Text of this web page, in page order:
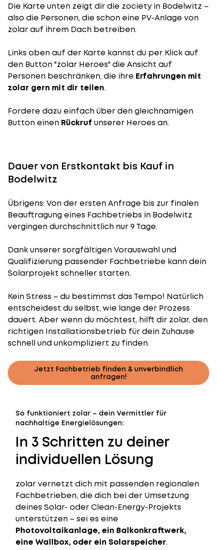
Die Karte unten zeigt dir die zociety in Bodelwitz –
also die Personen, die schon eine PV-Anlage von
zolar auf ihrem Dach betreiben.
Links oben auf der Karte kannst du per Klick auf
den Button "zolar Heroes" die Ansicht auf
Personen beschränken, die ihre Erfahrungen mit
zolar gern mit dir teilen.
Fordere dazu einfach über den gleichnamigen
Button einen Rückruf unserer Heroes an.
Dauer von Erstkontakt bis Kauf in
Bodelwitz
Übrigens: Von der ersten Anfrage bis zur finalen
Beauftragung eines Fachbetriebs in Bodelwitz
vergingen durchschnittlich nur 9 Tage.
Dank unserer sorgfältigen Vorauswahl und
Qualifizierung passender Fachbetriebe kann dein
Solarprojekt schneller starten.
Kein Stress – du bestimmst das Tempo! Natürlich
entscheidest du selbst, wie lange der Prozess
dauert. Aber wenn du möchtest, hilft dir zolar, den
richtigen Installationsbetrieb für dein Zuhause
schnell und unkompliziert zu finden.
Jetzt Fachbetrieb finden & unverbindlich
anfragen!
So funktioniert zolar – dein Vermittler für
nachhaltige Energielösungen:
In 3 Schritten zu deiner
individuellen Lösung
zolar vernetzt dich mit passenden regionalen
Fachbetrieben, die dich bei der Umsetzung
deines Solar- oder Clean-Energy-Projekts
unterstützen – sei es eine
Photovoltaikanlage, ein Balkonkraftwerk,
eine Wallbox, oder ein Solarspeicher.